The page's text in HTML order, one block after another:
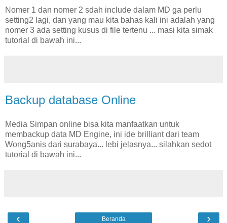
Nomer 1 dan nomer 2 sdah include dalam MD ga perlu
setting2 lagi, dan yang mau kita bahas kali ini adalah yang
nomer 3 ada setting kusus di file tertenu ... masi kita simak
tutorial di bawah ini...
Backup database Online
Media Simpan online bisa kita manfaatkan untuk
membackup data MD Engine, ini ide brilliant dari team
Wong5anis dari surabaya... lebi jelasnya... silahkan sedot
tutorial di bawah ini...
‹ ›
Beranda